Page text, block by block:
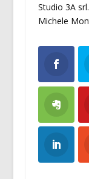
Studio 3A
Michele